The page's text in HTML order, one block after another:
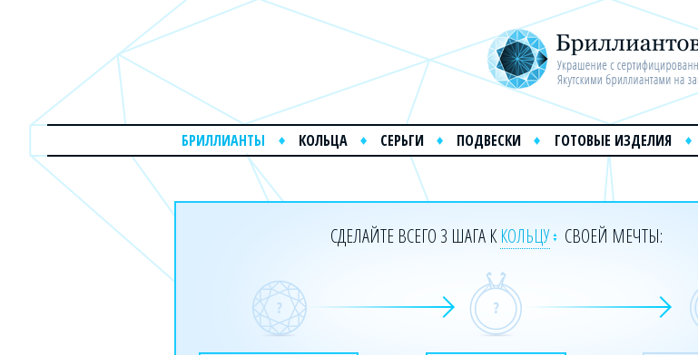
БРИЛЛИАНТЫ КОЛЬЦА СЕРЬГИ ПОДВЕСКИ ГОТОВЫЕ ИЗДЕЛИЯ
СДЕЛАЙТЕ ВСЕГО 3 ШАГА ККОЛЬЦУ СВОЕЙ МЕЧТЫ: